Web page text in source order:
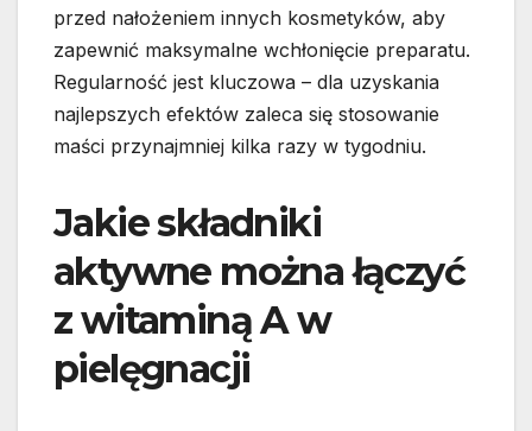
przed nałożeniem innych kosmetyków, aby
zapewnić maksymalne wchłonięcie preparatu.
Regularność jest kluczowa – dla uzyskania
najlepszych efektów zaleca się stosowanie
maści przynajmniej kilka razy w tygodniu.
Jakie składniki
aktywne można łączyć
z witaminą A w
pielęgnacji